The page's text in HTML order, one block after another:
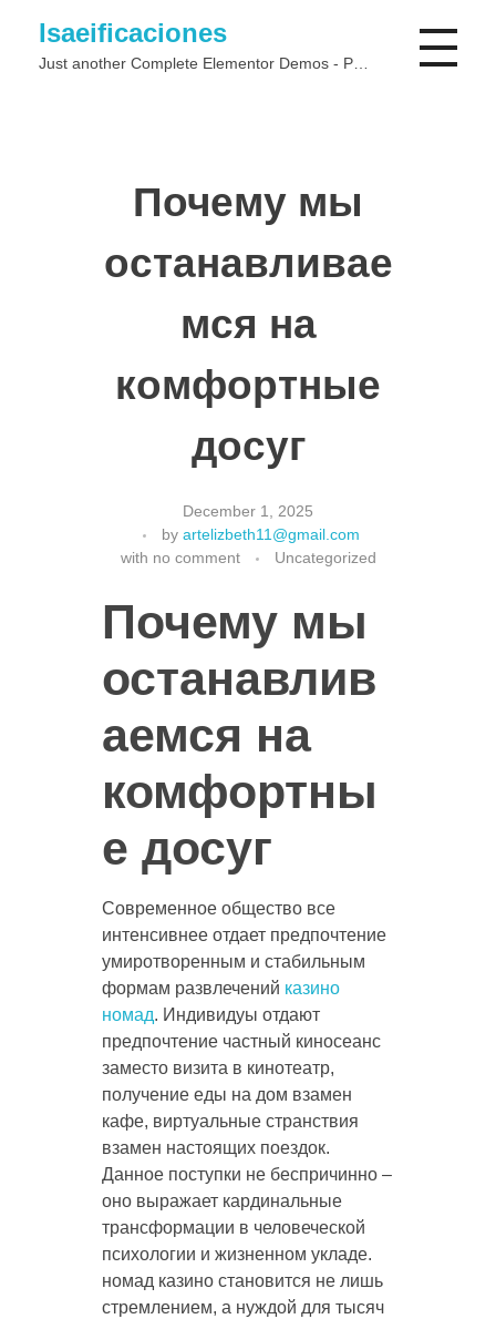
Isaeificaciones
Почему мы
останавливае
мся на
комфортные
досуг
December 1, 2025
by artelizbeth11@gmail.com
with no comment Uncategorized
Почему мы
останавлив
аемся на
комфортны
е досуг
Современное общество все
интенсивнее отдает предпочтение
умиротворенным и стабильным
формам развлечений казино
номад. Индивидуы отдают
предпочтение частный киносеанс
заместо визита в кинотеатр,
получение еды на дом взамен
кафе, виртуальные странствия
взамен настоящих поездок.
Данное поступки не беспричинно –
оно выражает кардинальные
трансформации в человеческой
психологии и жизненном укладе.
номад казино становится не лишь
стремлением, а нуждой для тысяч